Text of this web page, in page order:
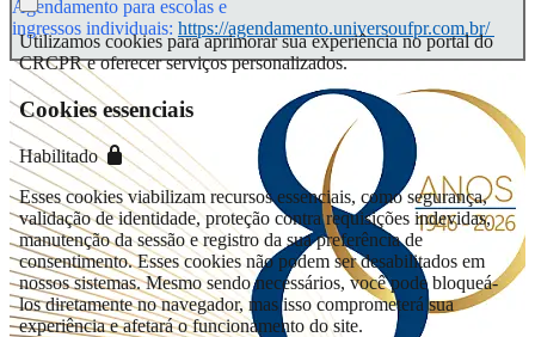
Agendamento para escolas e
ingressos individuais: https://agendamento.universoufpr.com.br/
Utilizamos cookies para aprimorar sua experiência no portal do
CRCPR e oferecer serviços personalizados.
Cookies essenciais
Habilitado
Esses cookies viabilizam recursos essenciais, como segurança,
validação de identidade, proteção contra requisições indevidas,
manutenção da sessão e registro da sua preferência de
consentimento. Esses cookies não podem ser desabilitados em
nossos sistemas. Mesmo sendo necessários, você pode bloqueá-
los diretamente no navegador, mas isso comprometerá sua
experiência e afetará o funcionamento do site.